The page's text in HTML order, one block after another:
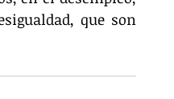
que son